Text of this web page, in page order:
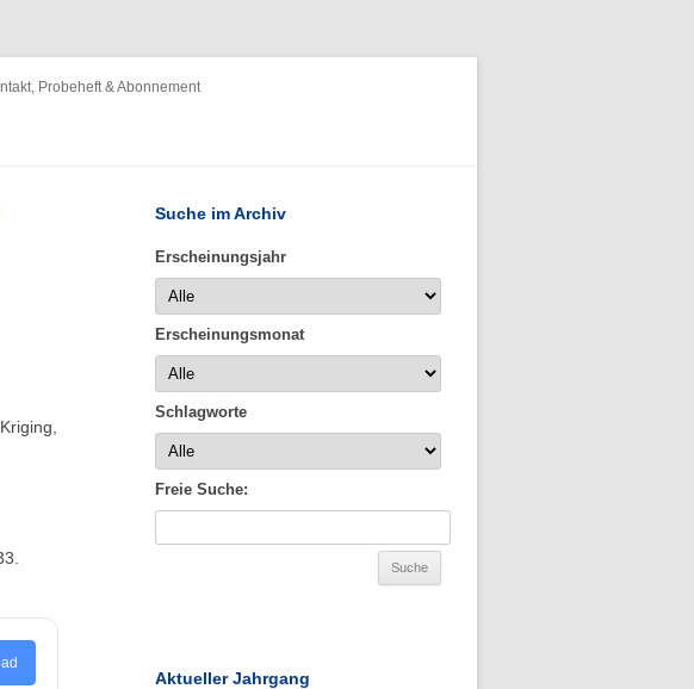
Probeheft & Abonnement
Suche im Archiv
Erscheinungsjahr
Erscheinungsmonat
Schlagworte
Freie Suche:
Aktueller Jahrgang